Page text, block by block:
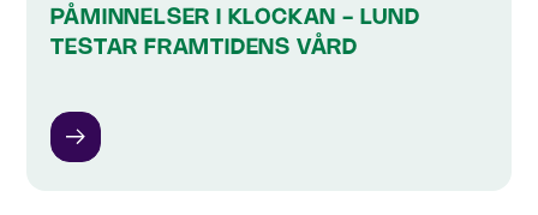
PÅMINNELSER I KLOCKAN - LUND
TESTAR FRAMTIDENS VÅRD